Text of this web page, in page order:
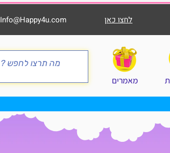
Info@Happy4u.com לחצו כאן
מאמרים